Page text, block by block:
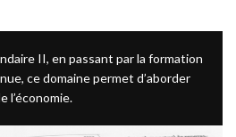
II, en passant par la formation
ce domaine permet d’aborder
l’économie.